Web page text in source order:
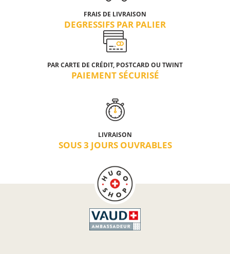
FRAIS DE LIVRAISON
DEGRESSIFS PAR PALIER
PAR CARTE DE CRÉDIT, POSTCARD OU TWINT
PAIEMENT SÉCURISÉ
LIVRAISON
SOUS 3 JOURS OUVRABLES